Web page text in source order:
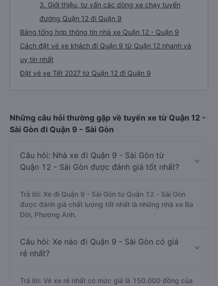
3. Giới thiệu, tư vấn các dòng xe chạy tuyến
đường Quận 12 đi Quận 9
Bảng tổng hợp thông tin nhà xe Quận 12 - Quận 9
Cách đặt vé xe khách đi Quận 9 từ Quận 12 nhanh và
uy tín nhất
Đặt vé xe Tết 2027 từ Quận 12 đi Quận 9
Những câu hỏi thường gặp về tuyến xe từ Quận 12 -
Sài Gòn đi Quận 9 - Sài Gòn
Câu hỏi: Nhà xe đi Quận 9 - Sài Gòn từ
Quận 12 - Sài Gòn được đánh giá tốt nhất?
Trả lời: Xe đi Quận 9 - Sài Gòn từ Quận 12 - Sài Gòn
được đánh giá chất lượng tốt nhất là những nhà xe Ba
Đời, Phương Anh.
Câu hỏi: Xe nào đi Quận 9 - Sài Gòn có giá
rẻ nhất?
Trả lời: Vé xe rẻ nhất có mức giá là 150.000 đồng của